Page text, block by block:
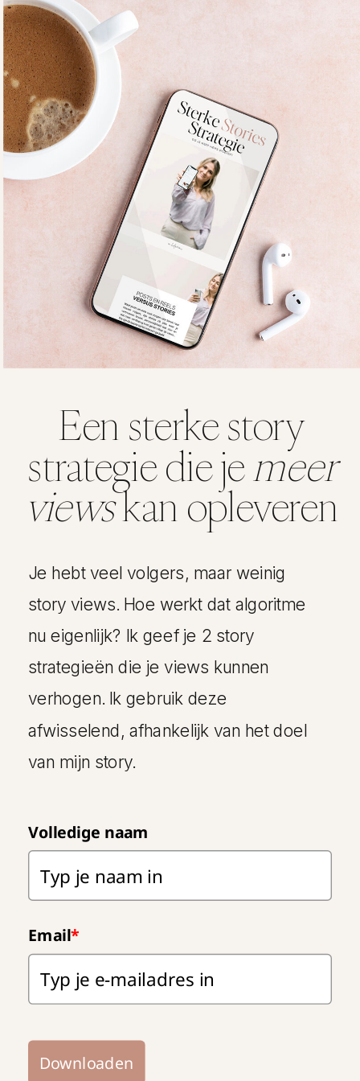
Een sterke story
strategie die jemeer
viewskan opleveren
Je hebt veel volgers, maar weinig
story views. Hoe werkt dat algoritme
nu eigenlijk? Ik geef je 2 story
strategieën die je views kunnen
verhogen. Ik gebruik deze
afwisselend, afhankelijk van het doel
van mijn story.
Volledige naam
Email*
Downloaden